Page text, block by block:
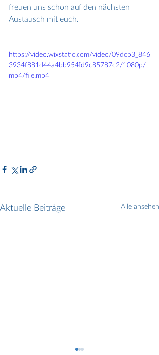
freuen uns schon auf den nächsten
Austausch mit euch.
https://video.wixstatic.com/video/09dcb3_846
3934f881d44a4bb954fd9c85787c2/1080p/
mp4/file.mp4
Aktuelle Beiträge Alle ansehen